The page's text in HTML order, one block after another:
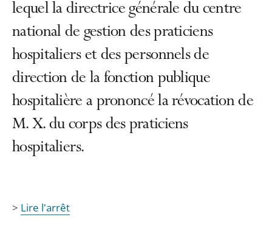
lequel la directrice générale du centre
national de gestion des praticiens
hospitaliers et des personnels de
direction de la fonction publique
hospitalière a prononcé la révocation de
M. X. du corps des praticiens
hospitaliers.
> Lire l'arrêt